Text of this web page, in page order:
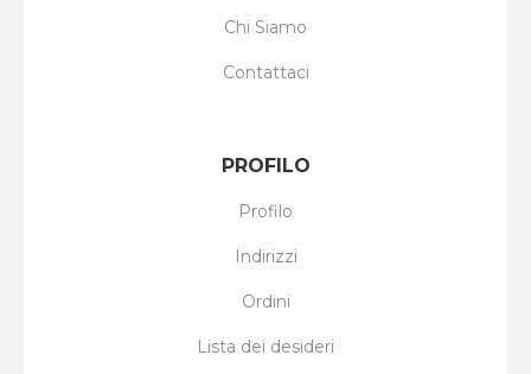
Chi Siamo
Contattaci
PROFILO
Profilo
Indirizzi
Ordini
Lista dei desideri